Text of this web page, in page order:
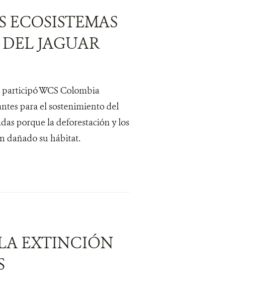
JAGUAR
WCS Colombia
para el sostenimiento del
porque la deforestación y los
dañado su hábitat.
EXTINCIÓN